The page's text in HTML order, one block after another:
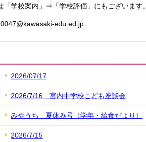
「学校案内」⇒「学校評価」にもございます。
edu.ed.jp
2026/07/17
2026/7/16 宮内中学校こども座談会
みやうち 夏休み号（学年・給食だより）
2026/7/15